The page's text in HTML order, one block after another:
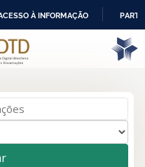
À INFORMAÇÃO